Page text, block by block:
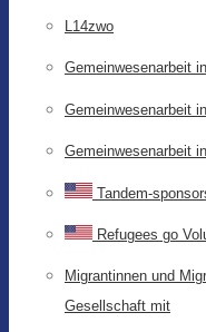
L14zwo
Gemeinwesenarbeit
Gemeinwesenarbeit
Gemeinwesenarbeit
Tandem-
Refugees go
Migrantinnen und
Gesellschaft mit